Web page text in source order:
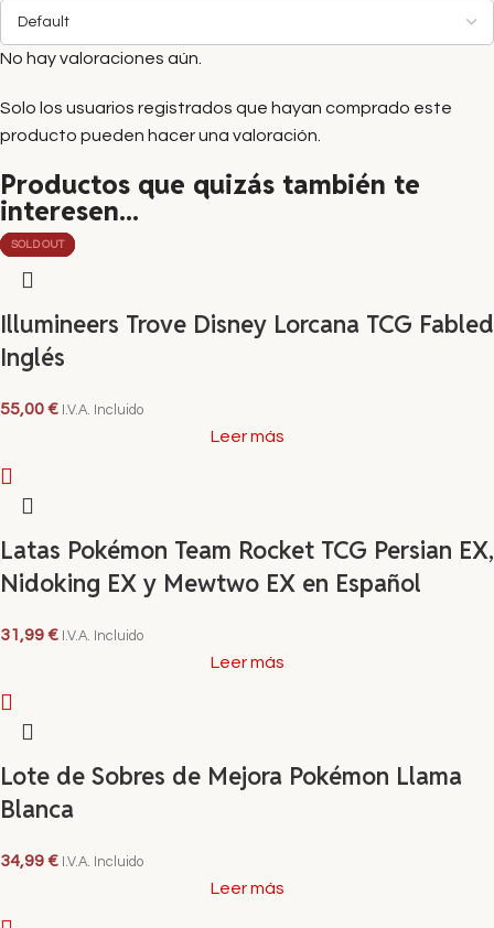
No hay valoraciones aún.
Solo los usuarios registrados que hayan comprado este
producto pueden hacer una valoración.
Productos que quizás también te
interesen...
SOLD OUT
Illumineers Trove Disney Lorcana TCG Fabled
Inglés
55,00€ I.V.A. Incluido
Leer más
SOLD OUT
Latas Pokémon Team Rocket TCG Persian EX,
Nidoking EX y Mewtwo EX en Español
31,99€ I.V.A. Incluido
Leer más
SOLD OUT
Lote de Sobres de Mejora Pokémon Llama
Blanca
34,99€ I.V.A. Incluido
Leer más
SOLD OUT
SOLD OUT
SOLD OUT